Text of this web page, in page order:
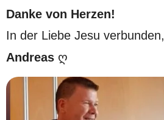
Danke von Herzen!
In der Liebe Jesu verbunden,
Andreas ღ